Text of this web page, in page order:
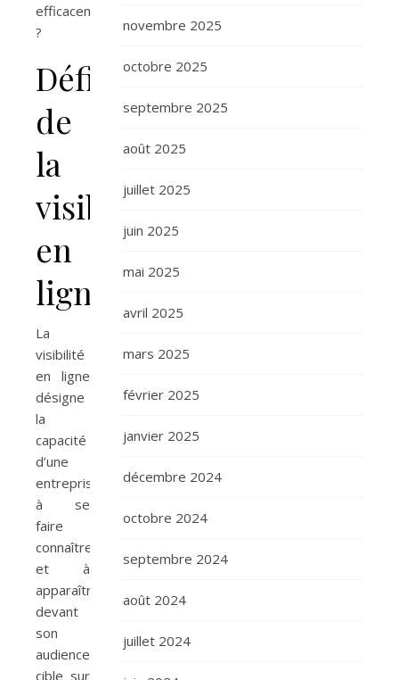
efficacement
?
Définition
de
la
visibilité
en
ligne
La
visibilité
en ligne
désigne
la
capacité
d’une
entreprise
à se
faire
connaître
et à
apparaître
devant
son
audience
cible sur
novembre 2025
octobre 2025
septembre 2025
août 2025
juillet 2025
juin 2025
mai 2025
avril 2025
mars 2025
février 2025
janvier 2025
décembre 2024
octobre 2024
septembre 2024
août 2024
juillet 2024